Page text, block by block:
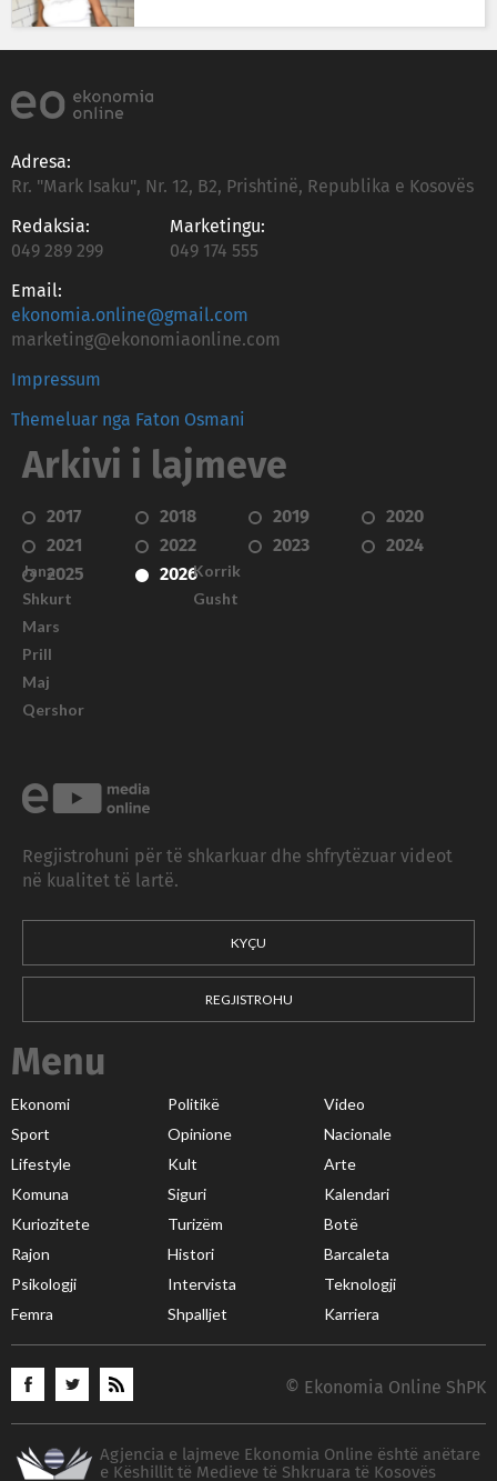
Adresa:
Rr. "Mark Isaku", Nr. 12, B2, Prishtinë, Republika e Kosovës
Redaksia:
049 289 299
Marketingu:
049 174 555
Email:
ekonomia.online@gmail.com
marketing@ekonomiaonline.com
Impressum
Themeluar nga Faton Osmani
Arkivi i lajmeve
2017 2018 2019
2020
2021
2022 2023
2024
2025
2026
Janar
Shkurt
Mars
Prill
Maj
Qershor
Korrik
Gusht
Regjistrohuni për të shkarkuar dhe shfrytëzuar videot
në kualitet të lartë.
KYÇU
REGJISTROHU
Menu
Ekonomi Politikë
Video
Sport
Opinione
Nacionale
Lifestyle
Kult
Arte
Komuna
Siguri
Kalendari
Kuriozitete
Turizëm
Botë
Rajon
Histori
Barcaleta
Psikologji
Intervista
Teknologji
Femra
Shpalljet Karriera
© Ekonomia Online ShPK
Agjencia e lajmeve Ekonomia Online është anëtare
e Këshillit të Medieve të Shkruara të Kosovës